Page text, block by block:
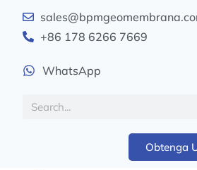
+86 178 6266 7669
WhatsApp
Obtenga